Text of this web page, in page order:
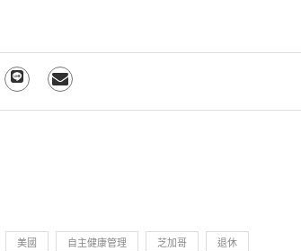
美國 自主健康管理 芝加哥 退休